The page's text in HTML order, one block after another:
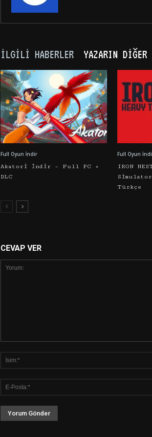
İLGILI HABERLER YAZARIN
Full Oyun İndir
Akatori İndir – Full PC +
DLC
Full Oyun
IRON
Türkçe
CEVAP VER